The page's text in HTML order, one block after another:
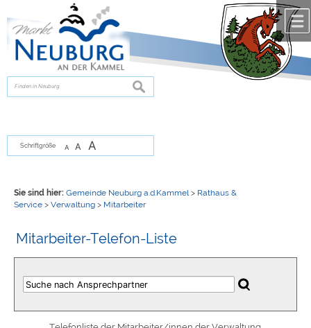
zur Navigationoder
springen.
suchen
Schriftgröße A A A
Sie sind hier: Gemeinde Neuburg a.d.Kammel > Rathaus &
Service> Verwaltung> Mitarbeiter
Mitarbeiter-Telefon-Liste